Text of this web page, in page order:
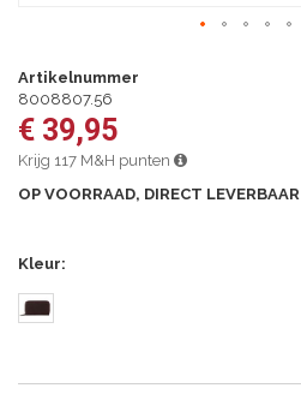
naar
het
begin
van
de
gallerij
Artikelnummer
8008807.56
€ 39,95
Krijg 117 M&H punten
OP VOORRAAD, DIRECT LEVERBAAR
Kleur